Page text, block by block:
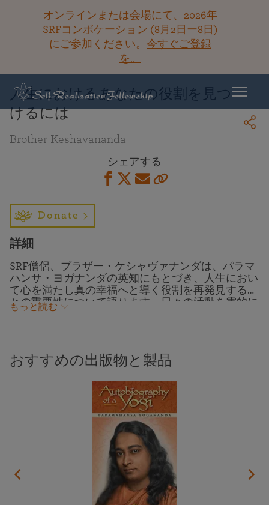
オンラインまたは会場にて、2026年
SRFコンボケーション (8月2日ー8日)
にご参加ください。 今すぐご登録
を。
ライブラリーに戻る
人生におけるあなたの役割を見つ
けるには
Brother Keshavananda
シェアする
Donate
詳細
SRF僧侶、ブラザー・ケシャヴァナンダは、パラマ
ハンサ・ヨガナンダの英知にもとづき、人生におい
て心を満たし真の幸福へと導く役割を再発見するこ
との重要性について語ります。日々の活動を霊的に
高めていく中で、私たち一人ひとりの天賦の才能や
れる物語、心に響く実例、実用的な助言を通じて、
この講演は人生に意味ある方向性を見出し、世界に
すべての方々に有益な指針を提供します。瞑想の時
間を伴う本講演は、2025年4月にカリフォルニア州
エンシニタスにあるSRF寺院にて行われました。
もっと読む
おすすめの出版物と製品